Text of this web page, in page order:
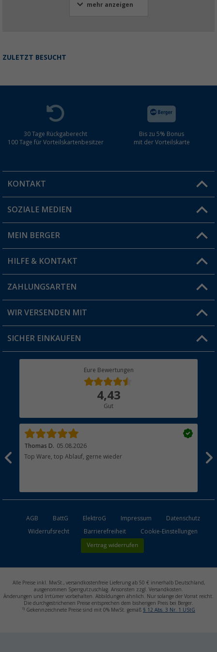
mehr anzeigen
ZULETZT BESUCHT
30 Tage Rückgaberecht
100 Tage für Vorteilskartenbesitzer
Bis zu 5% Bonus
mit der Vorteilskarte
KONTAKT
Du hast eine Frage?
Filiale finden
SOZIALE MEDIEN
MEIN BERGER
Vorteilskarte
Blog
Jobs & Karriere
HILFE & KONTAKT
FAQ & Kontakt
Versandinformationen
Rücksendung
ZAHLUNGSARTEN
WIR VERSENDEN MIT
SICHER EINKAUFEN
Eure Bewertungen
4,43
Gut
Thomas D. 05.08.2026
Top Ware, top Ablauf, gerne wieder
AGB BattG ElektroG Impressum
Datenschutz
Widerrufsrecht
Barrierefreiheit Cookie-Einstellungen
Vertrag widerrufen
Alle Preise inkl. MwSt., versandkostenfreie Lieferung ab 50 € innerhalb Deutschland,
ausgenommen Sperrgutzuschlag. Ansonsten zzgl. Versandkosten.
Änderungen und Irrtümer vorbehalten. Abbildungen ähnlich. Nur solange der Vorrat reicht.
Die durchgestrichenen Preise entsprechen dem bisherigen Preis bei Berger.
1) Gekennzeichnete Preise sind mit 0% MwSt. gemäß § 12 Abs. 3 Nr. 1 UStG